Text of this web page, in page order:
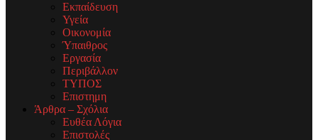
Εκπαίδευση
Υγεία
Οικονομία
Ύπαιθρος
Εργασία
Περιβάλλον
ΤΥΠΟΣ
Επιστημη
Άρθρα – Σχόλια
Ευθέα Λόγια
Επιστολές